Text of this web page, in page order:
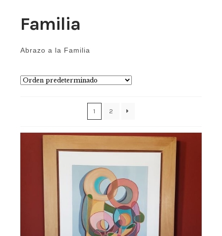
Familia
Abrazo a la Familia
1 2